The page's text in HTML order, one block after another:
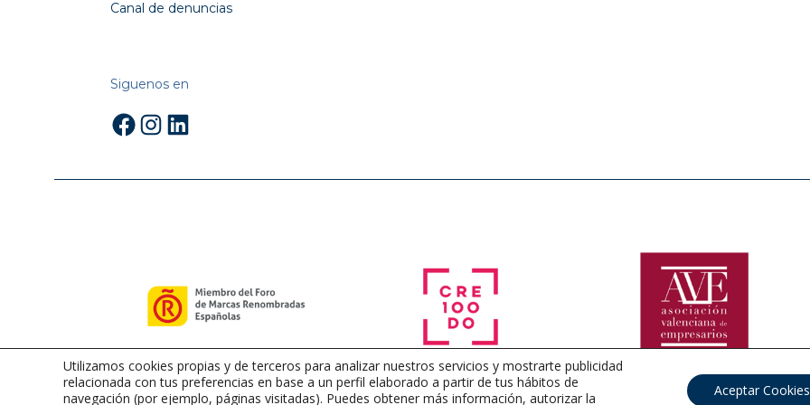
Canal de denuncias
Siguenos en
Facebook
Instagram
LinkedIn
Utilizamos cookies propias y de terceros para analizar nuestros servicios y mostrarte publicidad
relacionada con tus preferencias en base a un perfil elaborado a partir de tus hábitos de
navegación (por ejemplo, páginas visitadas). Puedes obtener más información, autorizar la
Aceptar Cookies